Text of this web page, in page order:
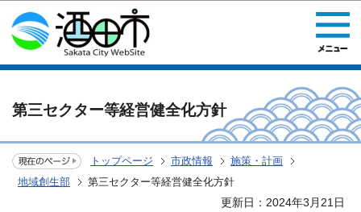
このページの本文へ移動
第三セクター等経営健全化方針
トップページ 市政情報
施策・計画
地域創生部
第三セクター等経営健全化方針
更新日：2024年3月21日